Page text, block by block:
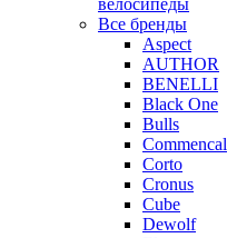
велосипеды
Все бренды
Aspect
AUTHOR
BENELLI
Black One
Bulls
Commencal
Corto
Cronus
Cube
Dewolf